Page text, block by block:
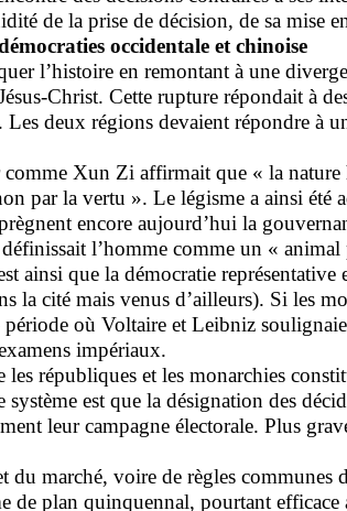
de la prise de décision, de sa mise
occidentale et chinoise
l’histoire en remontant à une
Christ. Cette rupture répondait à
Les deux régions devaient répondre à
Xun Zi affirmait que « la
par la vertu ». Le légisme a ainsi été
encore aujourd’hui la
l’homme comme un «
ainsi que la démocratie représentative
la cité mais venus d’ailleurs). Si les
où Voltaire et Leibniz
impériaux.
républiques et les monarchies
système est que la désignation des
leur campagne électorale. Plus
du marché, voire de règles communes
de plan quinquennal, pourtant efficace